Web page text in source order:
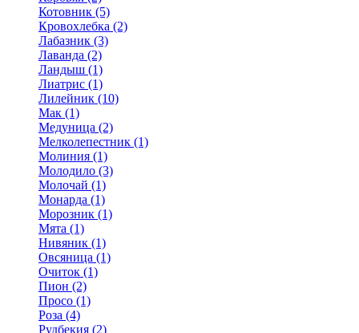
Котовник (5)
Кровохлебка (2)
Лабазник (3)
Лаванда (2)
Ландыш (1)
Лиатрис (1)
Лилейник (10)
Мак (1)
Медуница (2)
Мелколепестник (1)
Молиния (1)
Молодило (3)
Молочай (1)
Монарда (1)
Морозник (1)
Мята (1)
Нивяник (1)
Овсяница (1)
Очиток (1)
Пион (2)
Просо (1)
Роза (4)
Рудбекия (2)